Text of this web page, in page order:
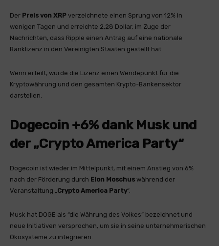
Der Preis von XRP verzeichnete einen Sprung von 12% in
wenigen Tagen und erreichte 2,28 Dollar, im Zuge der
Nachrichten, dass Ripple einen Antrag auf eine nationale
Banklizenz in den Vereinigten Staaten gestellt hat.
Wenn erteilt, würde die Lizenz einen Wendepunkt für die
Kryptowährung und den gesamten Krypto-Bankensektor
darstellen.
Dogecoin +6% dank Musk und
der „Crypto America Party“
Dogecoin ist wieder im Mittelpunkt, mit einem Anstieg von 6%
nach der Förderung durch Elon Moschus während der
Veranstaltung „Crypto America Party“.
Musk hat DOGE als “die Währung des Volkes” bezeichnet und
neue Initiativen versprochen, um sie in seine unternehmerischen
Ökosysteme zu integrieren.